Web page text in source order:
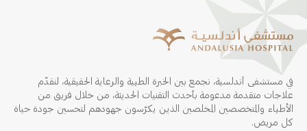
في مستشفى أندلسية، نجمع بين الخبرة الطبية والرعاية الحقيقية، لنقدّم
علاجات متقدمة مدعومة بأحدث التقنيات الحديثة، من خلال فريق من
الأطباء والمتخصصين المخلصين الذين يكرّسون جهودهم لتحسين جودة حياة
كل مريض.